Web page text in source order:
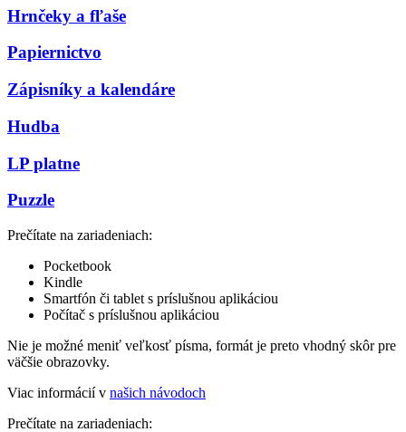
Hrnčeky a fľaše
Papiernictvo
Zápisníky a kalendáre
Hudba
LP platne
Puzzle
Prečítate na zariadeniach:
Pocketbook
Kindle
Smartfón či tablet s príslušnou aplikáciou
Počítač s príslušnou aplikáciou
Nie je možné meniť veľkosť písma, formát je preto vhodný skôr pre
väčšie obrazovky.
Viac informácií v našich návodoch
Prečítate na zariadeniach: